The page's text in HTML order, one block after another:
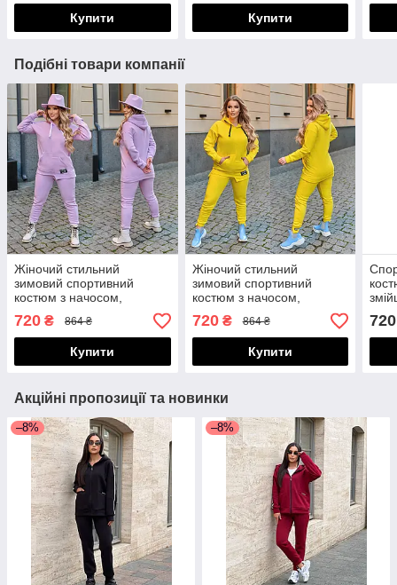
Купити Купити
Подібні товари компанії
Жіночий стильний
зимовий спортивний
костюм з начосом,
подовжена кофта з
капюшоном і завужені
штани, великі розміри
720 ₴ 864 ₴
Купити
Жіночий стильний
зимовий спортивний
костюм з начосом,
подовжена кофта з
капюшоном і завужені
штани, великі розміри
720₴ 864 ₴
Купити
720
Акційні пропозиції та новинки
–8% –8%